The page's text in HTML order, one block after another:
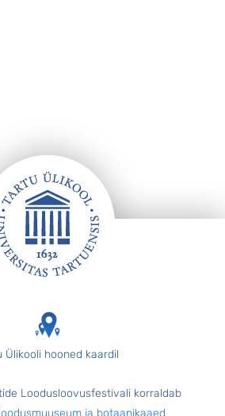
Ülikooli hooned kaardil
Loodusloovusfestivali korraldab
ja botaanikaaed